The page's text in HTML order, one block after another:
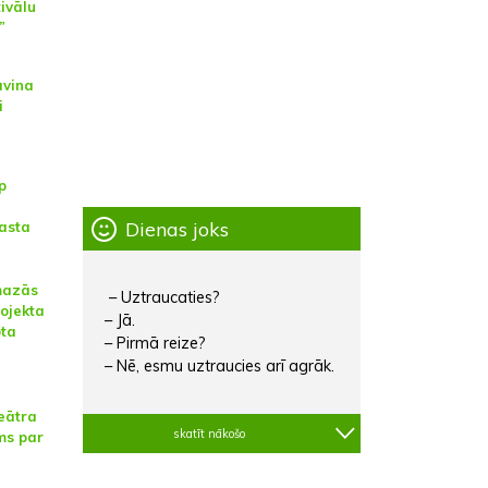
par
Dienas joks
– Uztraucaties?
– Jā.
– Pirmā reize?
– Nē, esmu uztraucies arī agrāk.
skatīt nākošo